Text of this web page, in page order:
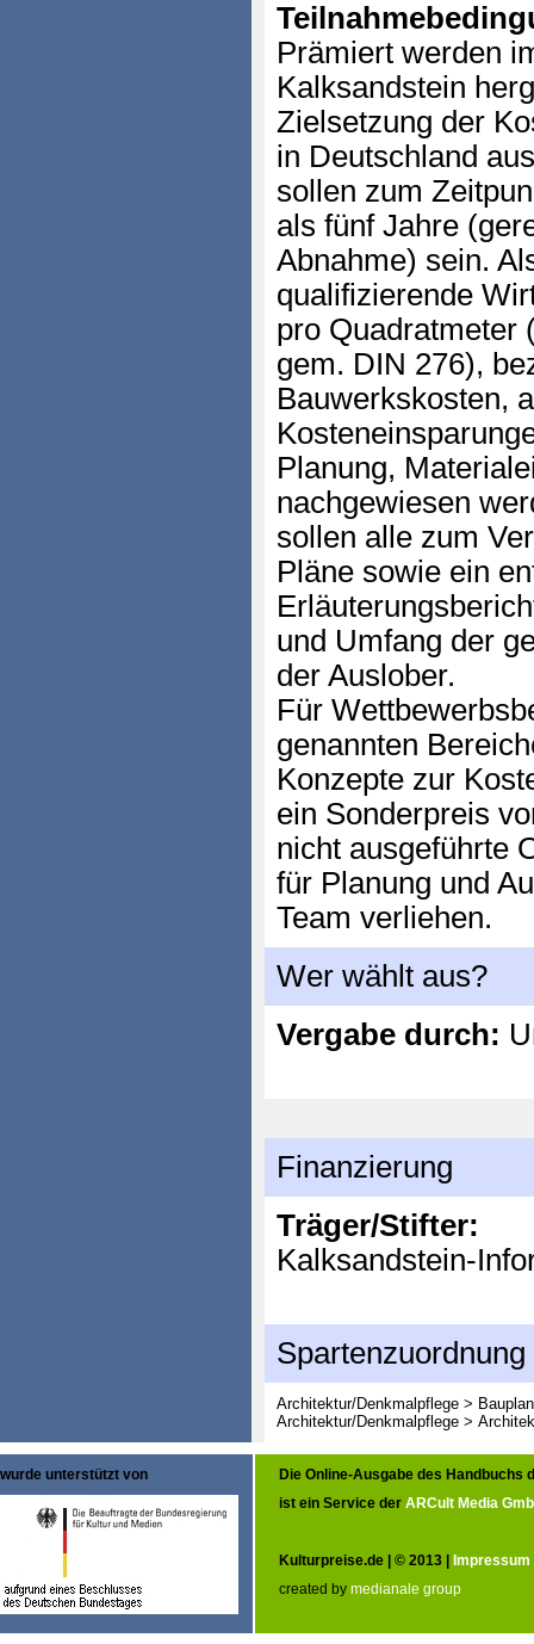
Prämiert werden
Kalksandstein
Zielsetzung der
in Deutschland
sollen zum
als fünf Jahre
Abnahme) sein.
qualifizierende
pro Quadratmeter
gem. DIN 276),
Bauwerkskosten,
Planung,
nachgewiesen
sollen alle zum
Pläne sowie ein
und Umfang der
der Auslober.
Für
genannten
Konzepte zur
ein Sonderpreis
nicht ausgeführte
für Planung und
Team verliehen.
Wer wählt aus?
Vergabe durch:
Finanzierung
Träger/Stifter:
Kalksandstein-
Spartenzuordnung
Architektur/Denkmalpflege >
Architektur/Denkmalpflege >
wurde unterstützt von
Die Online-Ausgabe des Handbuchs
ist ein Service der ARCult Media
Kulturpreise.de | © 2013 | Impressum
created by medianale group